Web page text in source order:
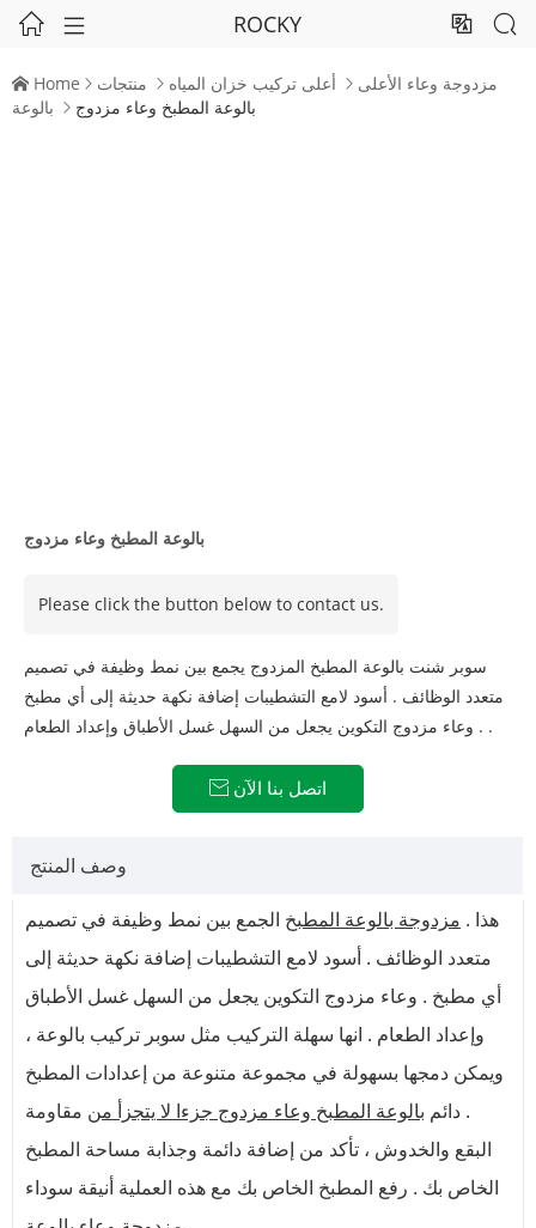
  ROCKY  
 Home  منتجات  أعلى تركيب خزان المياه  مزدوجة وعاء الأعلى
بالوعة
 بالوعة المطبخ وعاء مزدوج
بالوعة المطبخ وعاء مزدوج
Please click the button below to contact us.
سوبر شنت بالوعة المطبخ المزدوج يجمع بين نمط وظيفة في تصميم
متعدد الوظائف . أسود لامع التشطيبات إضافة نكهة حديثة إلى أي مطبخ
. وعاء مزدوج التكوين يجعل من السهل غسل الأطباق وإعداد الطعام .
 اتصل بنا الآن
وصف المنتج
هذا . مزدوجة بالوعة المطبخ الجمع بين نمط وظيفة في تصميم
متعدد الوظائف . أسود لامع التشطيبات إضافة نكهة حديثة إلى
أي مطبخ . وعاء مزدوج التكوين يجعل من السهل غسل الأطباق
وإعداد الطعام . انها سهلة التركيب مثل سوبر تركيب بالوعة ،
ويمكن دمجها بسهولة في مجموعة متنوعة من إعدادات المطبخ
. دائم بالوعة المطبخ وعاء مزدوج جزءا لا يتجزأ من مقاومة
البقع والخدوش ، تأكد من إضافة دائمة وجذابة مساحة المطبخ
الخاص بك . رفع المطبخ الخاص بك مع هذه العملية أنيقة سوداء